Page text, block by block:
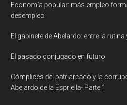
Economía popular: más empleo
desempleo
El gabinete de Abelardo: entre la
El pasado conjugado en futuro
Cómplices del patriarcado y la
Abelardo de la Espriella- Parte 1